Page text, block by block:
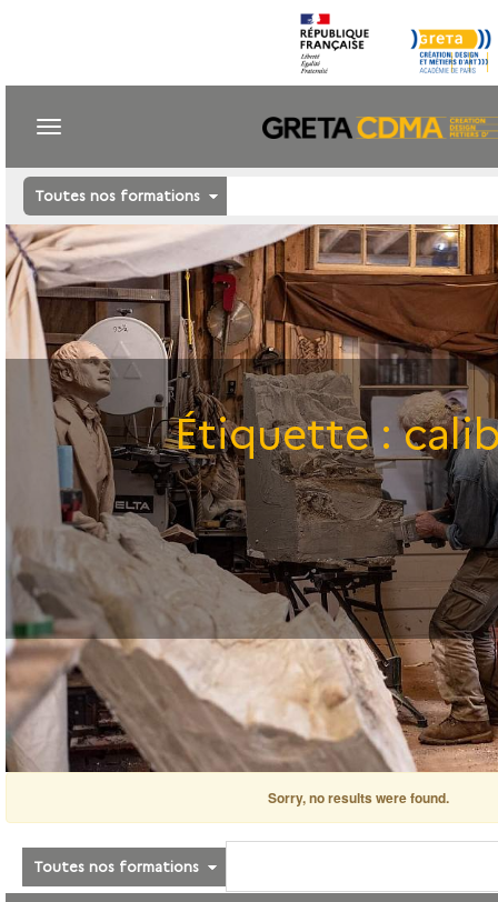
Toutes nos formations
Étiquette :
Sorry, no results were found.
Toutes nos formations